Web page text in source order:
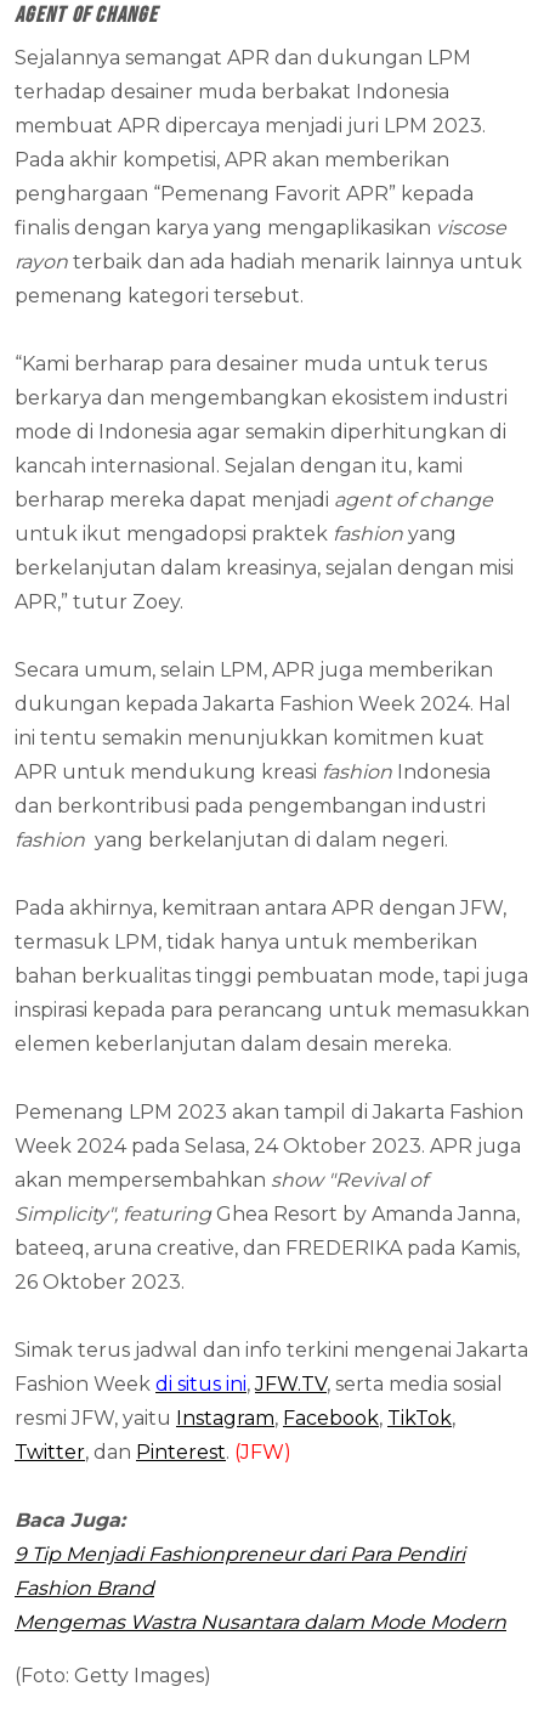
Agent of Change
Sejalannya semangat APR dan dukungan LPM
terhadap desainer muda berbakat Indonesia
membuat APR dipercaya menjadi juri LPM 2023.
Pada akhir kompetisi, APR akan memberikan
penghargaan “Pemenang Favorit APR” kepada
finalis dengan karya yang mengaplikasikan viscose
rayon terbaik dan ada hadiah menarik lainnya untuk
pemenang kategori tersebut.
“Kami berharap para desainer muda untuk terus
berkarya dan mengembangkan ekosistem industri
mode di Indonesia agar semakin diperhitungkan di
kancah internasional. Sejalan dengan itu, kami
berharap mereka dapat menjadi agent of change
untuk ikut mengadopsi praktek fashion yang
berkelanjutan dalam kreasinya, sejalan dengan misi
APR,” tutur Zoey.
Secara umum, selain LPM, APR juga memberikan
dukungan kepada Jakarta Fashion Week 2024. Hal
ini tentu semakin menunjukkan komitmen kuat
APR untuk mendukung kreasi fashion Indonesia
dan berkontribusi pada pengembangan industri
fashion yang berkelanjutan di dalam negeri.
Pada akhirnya, kemitraan antara APR dengan JFW,
termasuk LPM, tidak hanya untuk memberikan
bahan berkualitas tinggi pembuatan mode, tapi juga
inspirasi kepada para perancang untuk memasukkan
elemen keberlanjutan dalam desain mereka.
Pemenang LPM 2023 akan tampil di Jakarta Fashion
Week 2024 pada Selasa, 24 Oktober 2023. APR juga
akan mempersembahkan show "Revival of
Simplicity", featuring Ghea Resort by Amanda Janna,
bateeq, aruna creative, dan FREDERIKA pada Kamis,
26 Oktober 2023.
Simak terus jadwal dan info terkini mengenai Jakarta
Fashion Week di situs ini,JFW.TV, serta media sosial
resmi JFW, yaitu Instagram, Facebook, TikTok,
Twitter, dan Pinterest. (JFW)
Baca Juga:
9 Tip Menjadi Fashionpreneur dari Para Pendiri
Fashion Brand
Mengemas Wastra Nusantara dalam Mode Modern
(Foto: Getty Images)